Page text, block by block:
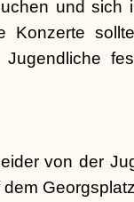
und sich
Konzerte
von der